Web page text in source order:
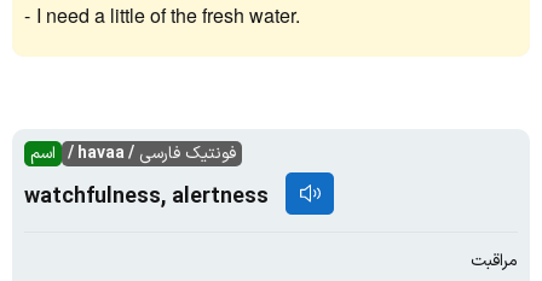
I need a little of the fresh water.
اسم فونتیک فارسی / havaa /
watchfulness, alertness
مراقبت